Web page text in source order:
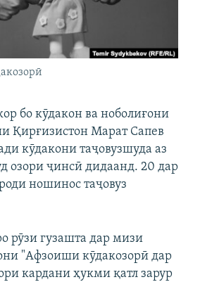
RFE/RL
бо кӯдакон ва ноболиғони
Қирғизистон Марат Сапев
кӯдакони таҷовузшуда аз
озори ҷинсӣ дидаанд. 20 дар
ношинос таҷовуз
рӯзи гузашта дар мизи
"Афзоиши кӯдакозорӣ дар
кардани ҳукми қатл зарур